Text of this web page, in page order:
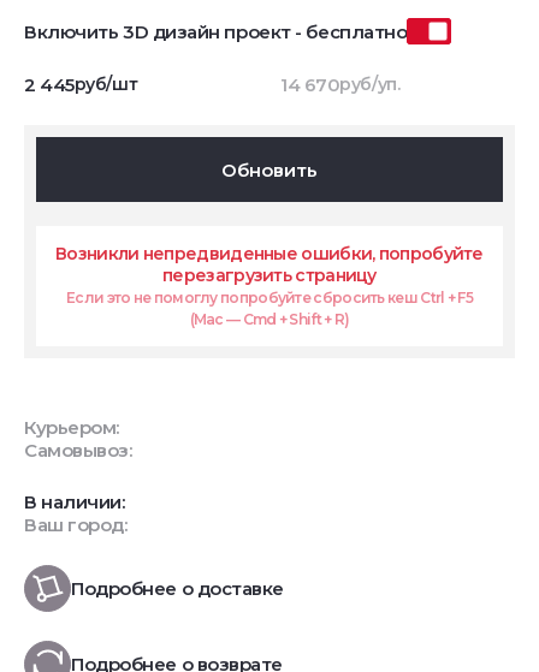
Включить 3D дизайн проект - бесплатно
2 445руб/шт 14 670руб/уп.
Обновить
Возникли непредвиденные ошибки, попробуйте
перезагрузить страницу
Если это не помоглу попробуйте сбросить кеш Ctrl + F5
(Mac — Cmd + Shift + R)
Курьером:
Самовывоз:
В наличии:
Ваш город:
Подробнее о доставке
Подробнее о возврате